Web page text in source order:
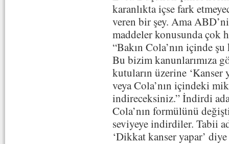
karanlıkta içse fark
veren bir şey. Ama
maddeler konusunda çok
“Bakın Cola’nın içinde
Bu bizim kanunlarımıza
kutuların üzerine ‘Kanser
veya Cola’nın içindeki
indireceksiniz.” İndirdi
Cola’nın formülünü
seviyeye indirdiler. Tabii
‘Dikkat kanser yapar’ diye